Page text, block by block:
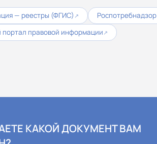
— реестры (ФГИС) ↗ Роспотребнадзор
правовой информации ↗
КАКОЙ ДОКУМЕНТ ВАМ